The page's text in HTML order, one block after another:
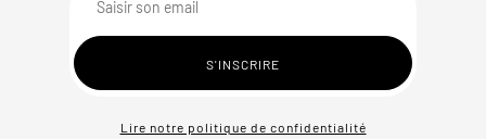
Lire notre politique de confidentialité